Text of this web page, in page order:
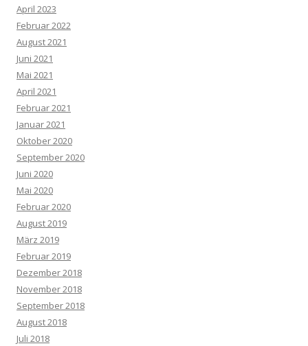
April 2023
Februar 2022
August 2021
Juni 2021
Mai 2021
April 2021
Februar 2021
Januar 2021
Oktober 2020
September 2020
Juni 2020
Mai 2020
Februar 2020
August 2019
März 2019
Februar 2019
Dezember 2018
November 2018
September 2018
August 2018
Juli 2018